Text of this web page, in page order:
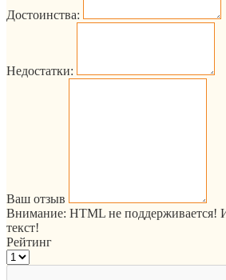
Достоинства:
Недостатки:
Ваш отзыв
Внимание: HTML не поддерживается!
текст!
Рейтинг